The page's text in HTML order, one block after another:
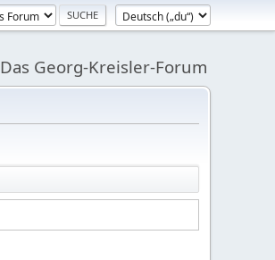
Das Georg-Kreisler-Forum